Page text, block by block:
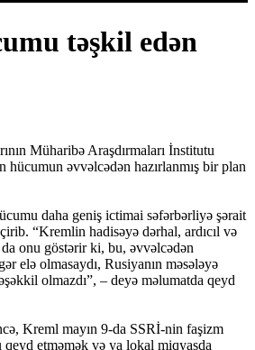
təşkil edən
Müharibə Araşdırmaları İnstitutu
hücumun əvvəlcədən hazırlanmış bir plan
daha geniş ictimai səfərbərliyə şərait
“Kremlin hadisəyə dərhal, ardıcıl və
onu göstərir ki, bu, əvvəlcədən
elə olmasaydı, Rusiyanın məsələyə
olmazdı”, – deyə məlumatda qeyd
Kreml mayın 9-da SSRİ-nin faşizm
etməmək və ya lokal miqyasda